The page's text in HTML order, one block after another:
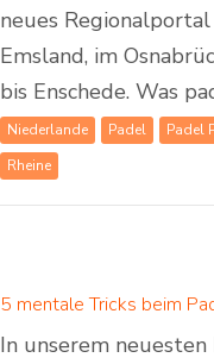
neues
Emsland, im
bis Enschede. Was
Niederlande Padel Padel
Rheine
In unserem